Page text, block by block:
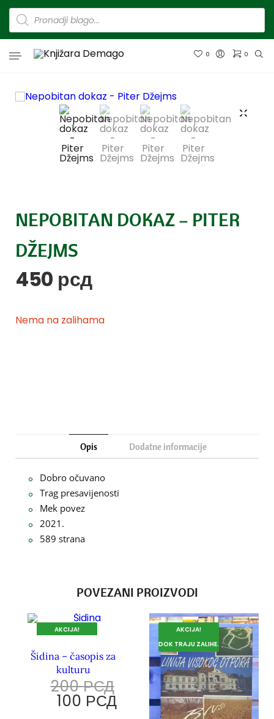
0 0
NEPOBITAN DOKAZ – PITER
DŽEJMS
450 рсд
Nema na zalihama
Opis Dodatne informacije
Dobro očuvano
Trag presavijenosti
Mek povez
2021.
589 strana
POVEZANI PROIZVODI
AKCIJA!
Šidina – časopis za
kulturu
200РСД
100 РСД
AKCIJA!
DOK TRAJU ZALIHE.